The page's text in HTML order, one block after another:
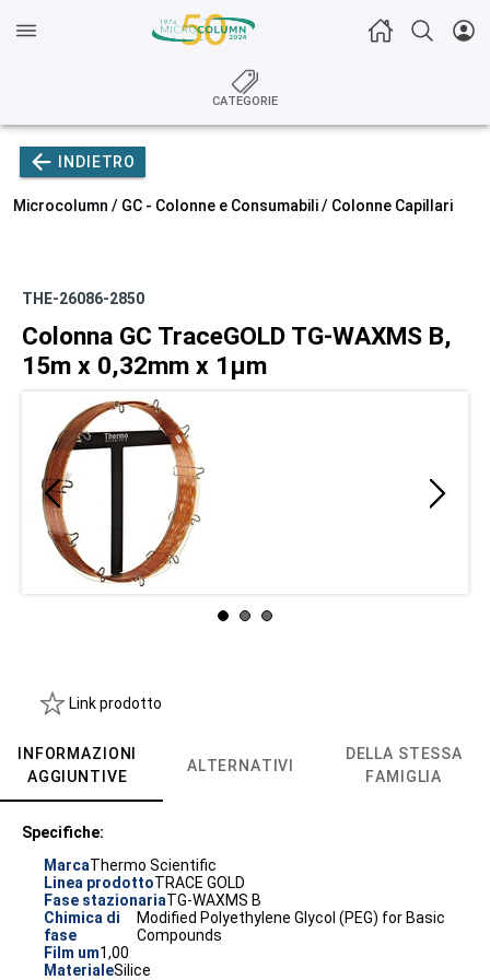
CATEGORIE
INDIETRO
Microcolumn / GC - Colonne e Consumabili/ Colonne Capillari
THE-26086-2850
Colonna GC TraceGOLD TG-WAXMS B,
15m x 0,32mm x 1µm
Link prodotto
INFORMAZIONI
AGGIUNTIVE
ALTERNATIVI
DELLA STESSA
FAMIGLIA
Specifiche:
MarcaThermo Scientific
Linea prodottoTRACE GOLD
Fase stazionariaTG-WAXMS B
Chimica di
fase
Modified Polyethylene Glycol (PEG) for Basic
Compounds
Film um1,00
MaterialeSilice